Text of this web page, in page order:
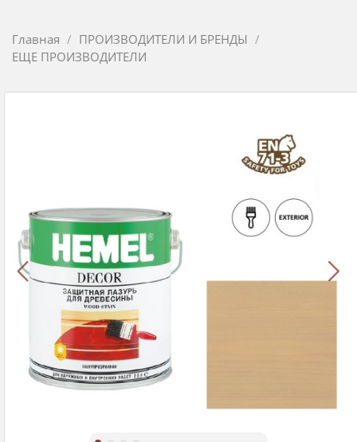
Главная
ПРОИЗВОДИТЕЛИ И БРЕНДЫ
ЕЩЕ ПРОИЗВОДИТЕЛИ